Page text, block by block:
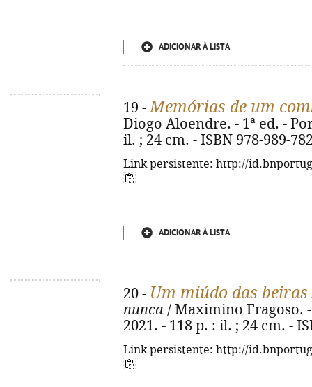
ADICIONAR À LISTA
19 -Memórias de um
Diogo Aloendre. - 1ª ed. -
il. ; 24 cm. - ISBN 978-989-
Link persistente: http://
ADICIONAR À LISTA
20 - Um miúdo das beiras
nunca / Maximino Fragoso.
2021. - 118 p. : il. ; 24 cm. -
Link persistente: http://